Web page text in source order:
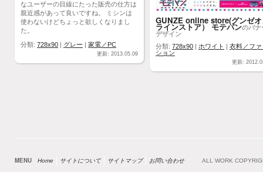
なユーザーの目線にたった販売の仕方は
親近感があって良いですね。 ミシンは
使わないけどちょっと欲しくなりまし
た。
分類: 728x90 グレー 家電／PC
更新: 2013.05.09
GUNZE online store(グンゼ
ラインストア） モテパンのバナ
デザイン
分類: 728x90 ホワイト
衣料／ファ
ション
更新:
MENU Home サイトについて サイトマップ お問い合わせ ALL WORK